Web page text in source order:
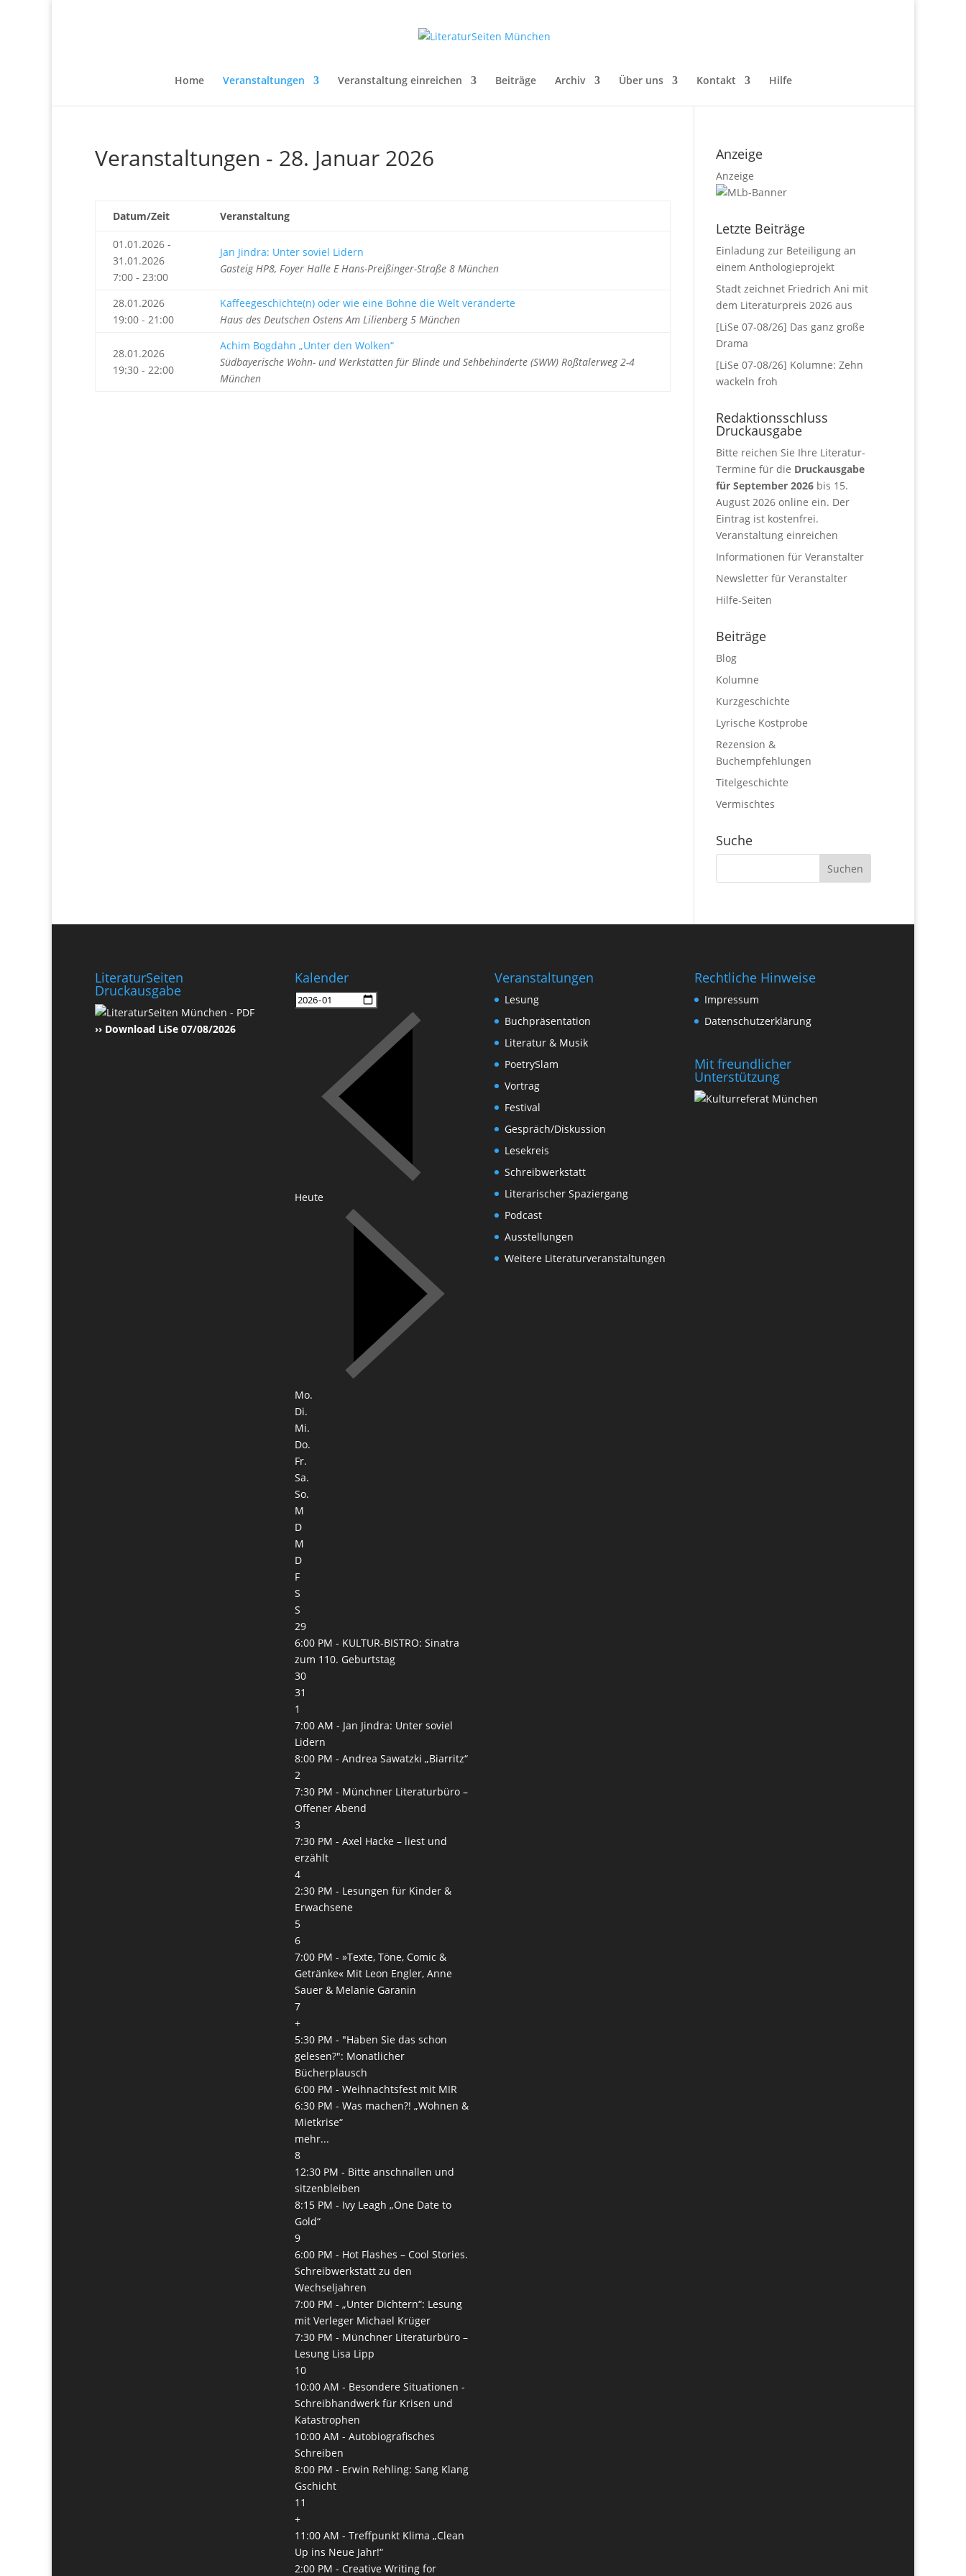
Home Veranstaltungen Veranstaltung einreichen Beiträge Archiv Über uns Kontakt Hilfe
Veranstaltungen - 28. Januar 2026
Datum/Zeit Veranstaltung
01.01.2026 -
31.01.2026
7:00 - 23:00
Jan Jindra: Unter soviel Lidern
Gasteig HP8, Foyer Halle E Hans-Preißinger-Straße 8 München
28.01.2026
19:00 - 21:00
Kaffeegeschichte(n) oder wie eine Bohne die Welt veränderte
Haus des Deutschen Ostens Am Lilienberg 5 München
28.01.2026
19:30 - 22:00
Achim Bogdahn „Unter den Wolken“
Südbayerische Wohn- und Werkstätten für Blinde und Sehbehinderte (SWW) Roßtalerweg 2-4
München
Anzeige
Anzeige
Letzte Beiträge
Einladung zur Beteiligung an
einem Anthologieprojekt
Stadt zeichnet Friedrich Ani mit
dem Literaturpreis 2026 aus
[LiSe 07-08/26] Das ganz große
Drama
[LiSe 07-08/26] Kolumne: Zehn
wackeln froh
Redaktionsschluss
Druckausgabe
Bitte reichen Sie Ihre Literatur-
Termine für die Druckausgabe
für September 2026 bis 15.
August 2026 online ein. Der
Eintrag ist kostenfrei.
Veranstaltung einreichen
Informationen für Veranstalter
Newsletter für Veranstalter
Hilfe-Seiten
Beiträge
Blog
Kolumne
Kurzgeschichte
Lyrische Kostprobe
Rezension &
Buchempfehlungen
Titelgeschichte
Vermischtes
Suche
LiteraturSeiten
Druckausgabe
›› Download LiSe 07/08/2026
Kalender
Heute
Mo.
Di.
Mi.
Do.
Fr.
Sa.
So.
M
D
M
D
F
S
S
29
6:00 PM - KULTUR-BISTRO: Sinatra
zum 110. Geburtstag
30
31
1
7:00 AM - Jan Jindra: Unter soviel
Lidern
8:00 PM -Andrea Sawatzki „Biarritz“
2
7:30 PM - Münchner Literaturbüro –
Offener Abend
3
7:30 PM -Axel Hacke – liest und
erzählt
4
2:30 PM - Lesungen für Kinder &
Erwachsene
5
6
7:00 PM -»Texte, Töne, Comic &
Getränke« Mit Leon Engler, Anne
Sauer & Melanie Garanin
7
+
5:30 PM - "Haben Sie das schon
gelesen?": Monatlicher
Bücherplausch
6:00 PM -Weihnachtsfest mit MIR
6:30 PM -Was machen?! „Wohnen &
Mietkrise“
mehr...
8
12:30 PM - Bitte anschnallen und
sitzenbleiben
8:15 PM - Ivy Leagh „One Date to
Gold“
9
6:00 PM - Hot Flashes – Cool Stories.
Schreibwerkstatt zu den
Wechseljahren
7:00 PM -„Unter Dichtern“: Lesung
mit Verleger Michael Krüger
7:30 PM - Münchner Literaturbüro –
Lesung Lisa Lipp
10
10:00 AM - Besondere Situationen -
Schreibhandwerk für Krisen und
Katastrophen
10:00 AM -Autobiografisches
Schreiben
8:00 PM - Erwin Rehling: Sang Klang
Gschicht
11
+
11:00 AM -Treffpunkt Klima „Clean
Up ins Neue Jahr!“
2:00 PM -Creative Writing for
Veranstaltungen
Lesung
Buchpräsentation
Literatur & Musik
PoetrySlam
Vortrag
Festival
Gespräch/Diskussion
Lesekreis
Schreibwerkstatt
Literarischer Spaziergang
Podcast
Ausstellungen
Weitere Literaturveranstaltungen
Rechtliche Hinweise
Impressum
Datenschutzerklärung
Mit freundlicher
Unterstützung